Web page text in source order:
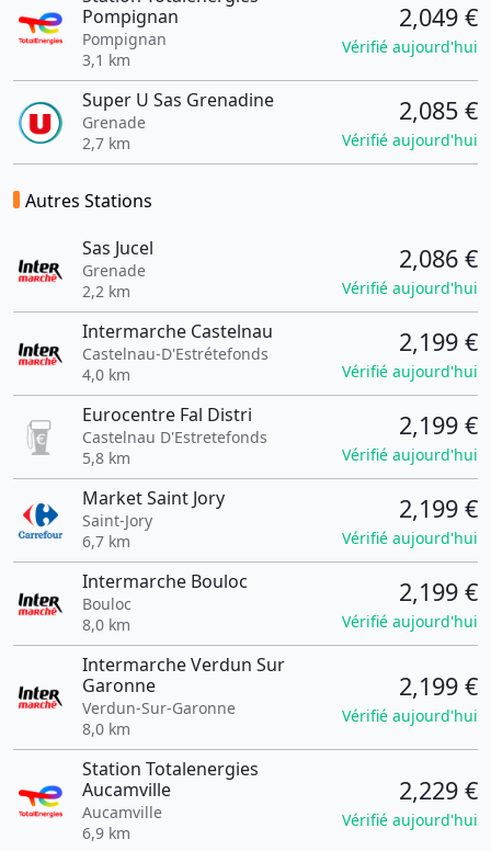
Pompignan
Pompignan
3,1 km
2,049 €
Vérifié aujourd'hui
Super U Sas Grenadine
Grenade
2,7 km
2,085 €
Vérifié aujourd'hui
Autres Stations
Sas Jucel
Grenade
2,2 km
2,086 €
Vérifié aujourd'hui
Intermarche Castelnau
Castelnau-D'Estrétefonds
4,0 km
2,199 €
Vérifié aujourd'hui
Eurocentre Fal Distri
Castelnau D'Estretefonds
5,8 km
2,199 €
Vérifié aujourd'hui
Market Saint Jory
Saint-Jory
6,7 km
2,199 €
Vérifié aujourd'hui
Intermarche Bouloc
Bouloc
8,0 km
2,199 €
Vérifié aujourd'hui
Intermarche Verdun Sur
Garonne
Verdun-Sur-Garonne
8,0 km
2,199 €
Vérifié aujourd'hui
Station Totalenergies
Aucamville
Aucamville
6,9 km
2,229 €
Vérifié aujourd'hui